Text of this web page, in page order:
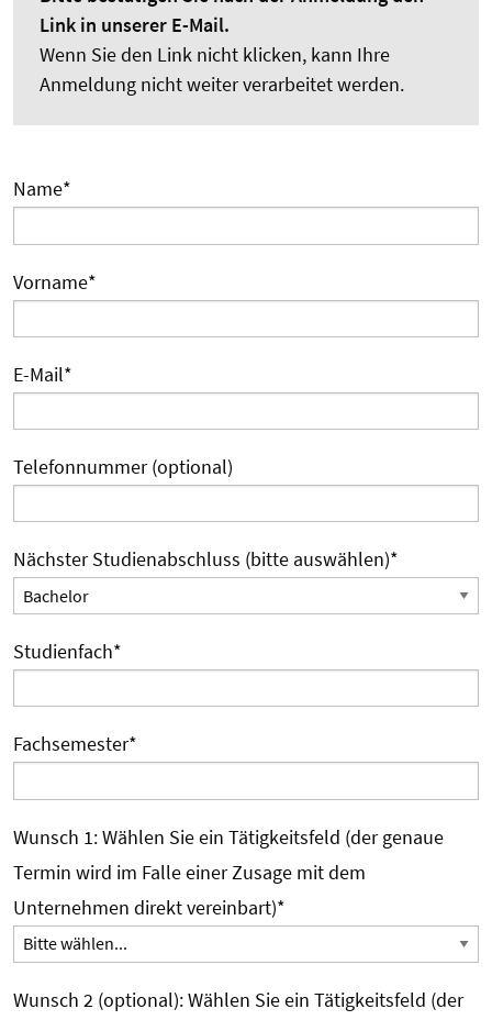
Link in unserer E-Mail.
Wenn Sie den Link nicht klicken, kann Ihre
Anmeldung nicht weiter verarbeitet werden.
Name*
Vorname*
E-Mail*
Telefonnummer (optional)
Nächster Studienabschluss (bitte auswählen)*
Studienfach*
Fachsemester*
Wunsch 1: Wählen Sie ein Tätigkeitsfeld (der genaue
Termin wird im Falle einer Zusage mit dem
Unternehmen direkt vereinbart)*
Wunsch 2 (optional): Wählen Sie ein Tätigkeitsfeld (der